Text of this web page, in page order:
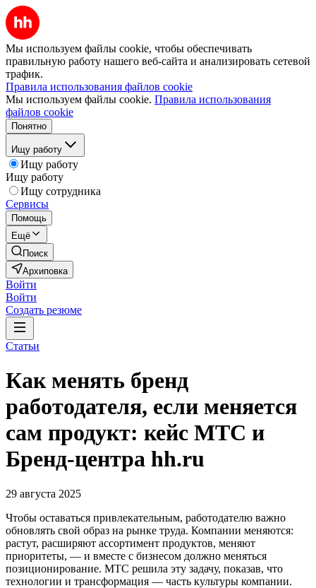
Мы используем файлы cookie, чтобы обеспечивать
правильную работу нашего веб-сайта и анализировать сетевой
трафик.
Правила использования файлов cookie
Мы используем файлы cookie. Правила использования
файлов cookie
Понятно
Ищу работу
Ищу работу
Ищу работу
Ищу сотрудника
Сервисы
Помощь
Ещё
Поиск
Архиповка
Войти
Войти
Создать резюме
Статьи
Как менять бренд
работодателя, если меняется
сам продукт: кейс МТС и
Бренд-центра hh.ru
29 августа 2025
Чтобы оставаться привлекательным, работодателю важно
обновлять свой образ на рынке труда. Компании меняются:
растут, расширяют ассортимент продуктов, меняют
приоритеты, — и вместе с бизнесом должно меняться
позиционирование. МТС решила эту задачу, показав, что
технологии и трансформация — часть культуры компании.